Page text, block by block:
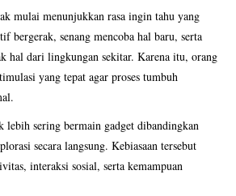
KAMI
mulai menunjukkan rasa ingin tahu yang
bergerak, senang mencoba hal baru, serta
hal dari lingkungan sekitar. Karena itu, orang
yang tepat agar proses tumbuh
lebih sering bermain gadget dibandingkan
secara langsung. Kebiasaan tersebut
interaksi sosial, serta kemampuan